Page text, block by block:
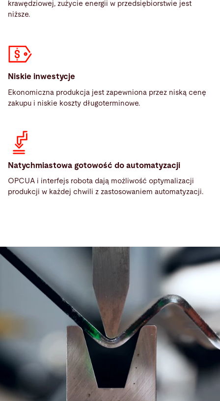
krawędziowej, zużycie energii w przedsiębiorstwie jest
niższe.
Niskie inwestycje
Ekonomiczna produkcja jest zapewniona przez niską cenę
zakupu i niskie koszty długoterminowe.
Natychmiastowa gotowość do automatyzacji
OPCUA i interfejs robota dają możliwość optymalizacji
produkcji w każdej chwili z zastosowaniem automatyzacji.